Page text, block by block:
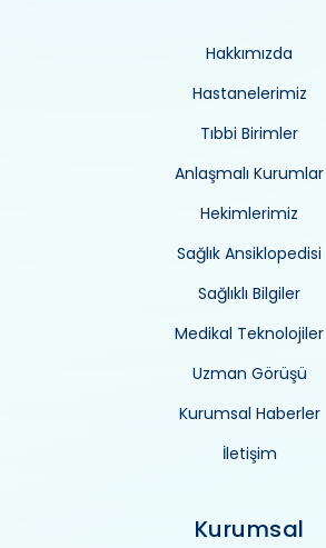
Hakkımızda
Hastanelerimiz
Tıbbi Birimler
Anlaşmalı Kurumlar
Hekimlerimiz
Sağlık Ansiklopedisi
Sağlıklı Bilgiler
Medikal Teknolojiler
Uzman Görüşü
Kurumsal Haberler
İletişim
Kurumsal